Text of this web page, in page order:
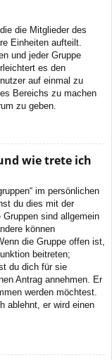
die Mitglieder des
Einheiten aufteilt.
und jeder Gruppe
es den
auf einmal zu
Bereichs zu machen
zu geben.
wie trete ich
im persönlichen
du dies mit der
sind allgemein
können
die Gruppe offen ist,
beitreten;
du dich für sie
Antrag annehmen. Er
werden möchtest.
ablehnt, er wird einen